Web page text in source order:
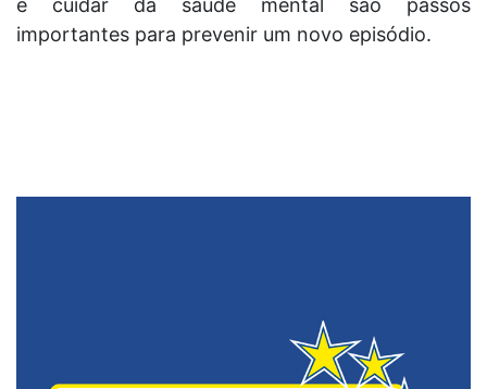
e cuidar da saúde mental são passos
importantes para prevenir um novo episódio.